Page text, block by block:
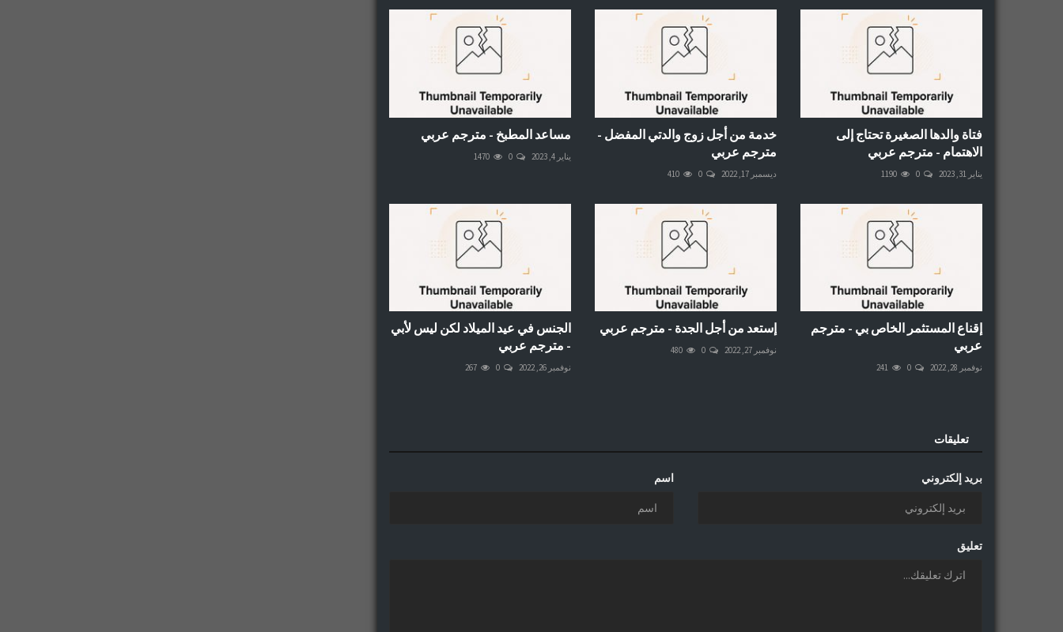
فتاة والدها الصغيرة تحتاج إلى
الاهتمام - مترجم عربي
يناير 31, 2023 0
1190
خدمة من أجل زوج والدتي المفضل -
مترجم عربي
ديسمبر 17, 2022 0
410
مساعد المطبخ - مترجم عربي
يناير 4, 2023 0
1470
إقناع المستثمر الخاص بي - مترجم
عربي
نوفمبر 28, 2022 0
241
إستعد من أجل الجدة - مترجم عربي
نوفمبر 27, 2022 0
480
الجنس في عيد الميلاد لكن ليس لأبي
- مترجم عربي
نوفمبر 26, 2022 0
267
تعليقات
اسم بريد إلكتروني
تعليق